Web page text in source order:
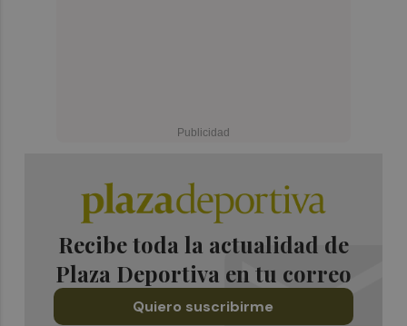
Recibe toda la actualidad de
Plaza Deportiva en tu correo
Quiero suscribirme